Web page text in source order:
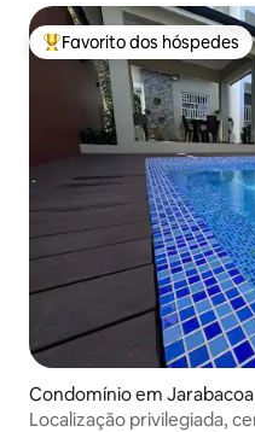
Favoritos dos hóspedes
Favorito dos hóspedes
Condomínio em Jarabacoa
Localização privilegiada,